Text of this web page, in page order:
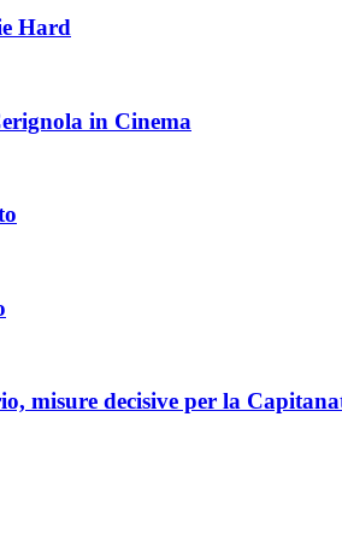
Hard
in Cinema
misure decisive per la